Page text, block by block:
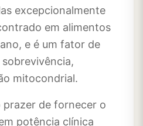
excepcionalmente
em alimentos
e é um fator de
mitocondrial.
de fornecer o
potência clínica